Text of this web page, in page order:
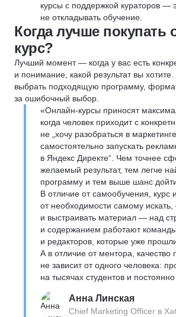
курсы с поддержкой кураторов —
не откладывать обучение.
Когда лучше покупать
курс?
Лучший момент — когда у вас есть
и понимание, какой результат вы
выбрать подходящую программу,
за ошибочный выбор.
«Онлайн-курсы приносят
когда человек приходит с
не „хочу разобраться в
самостоятельно запускать
в Яндекс Директе“. Чем точнее
желаемый результат, тем легче
программу и тем выше шанс
В отличие от самообучения, курс
от необходимости самому искать,
и выстраивать материал — над
и содержанием работают
и редакторов, которые уже прошли
А в отличие от ментора, качество
не зависит от одного человека:
на тысячах студентов и
Анна Линская
Chief Marketing Officer в